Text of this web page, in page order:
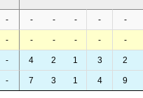
- - - - - -
- - - - - -
- 4 2 1 3 2
- 7 3 1 4 9